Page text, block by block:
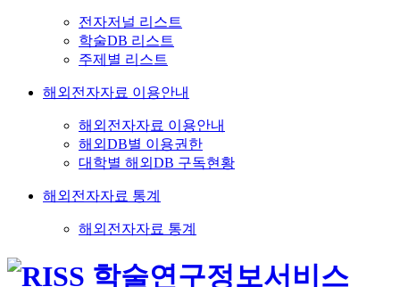
전자저널 리스트
학술DB 리스트
주제별 리스트
해외전자자료 이용안내
해외전자자료 이용안내
해외DB별 이용권한
대학별 해외DB 구독현황
해외전자자료 통계
해외전자자료 통계